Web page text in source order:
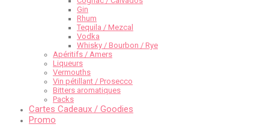
Gin
Rhum
Tequila / Mezcal
Vodka
Whisky / Bourbon / Rye
Apéritifs / Amers
Liqueurs
Vermouths
Vin pétillant / Prosecco
Bitters aromatiques
Packs
Cartes Cadeaux / Goodies
Promo